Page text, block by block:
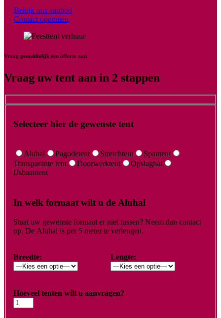
Bekijk ons aanbod
Contact opnemen
Vraag gemakkelijk een offerte aan
Vraag uw tent aan in 2 stappen
Selecteer hier de gewenste tent
Aluhal Pagodetent Stretchtent
Spantent
Transparante tent
Doorwerktent
Opslaghal
IJsbaantent
In welk formaat wilt u de Aluhal
Staat uw gewenste formaat er niet tussen? Neem dan contact
op. De Aluhal is per 5 meter te verlengen.
Breedte: Lengte:
Hoeveel tenten wilt u aanvragen?